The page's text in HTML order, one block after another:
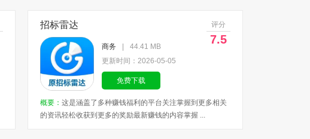
招标雷达 评分
7.5
商务
44.41 MB
更新时间：2026-05-05
免费下载
概要： 这是涵盖了多种赚钱福利的平台关注掌握到更多相关
的资讯轻松收获到更多的奖励最新赚钱的内容掌握 ...